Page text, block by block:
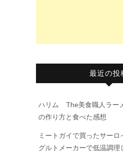
最近の投
ハリム The美食職人ラー
の作り方と食べた感想
ミートガイで買ったサー
グルトメーカーで低温調理